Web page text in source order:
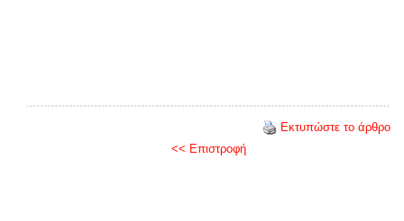
Εκτυπώστε το άρθρο
<< Επιστροφή